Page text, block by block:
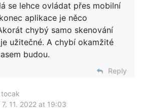
se lehce ovládat přes mobilní
aplikace je něco
chybý samo skenování
užitečné. A chybí okamžité
budou.
Reply
tocak
7. 11. 2022 at 19:03